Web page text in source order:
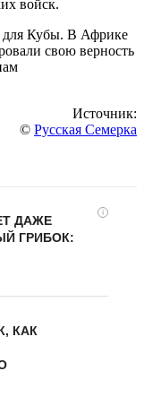
войск.
для Кубы. В Африке
свою верность
Источник:
© Русская Семерка
i
ДАЖЕ
ГРИБОК:
КАК